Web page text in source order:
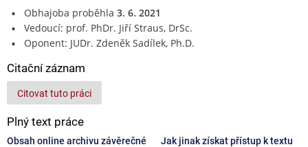
Obhajoba proběhla 3. 6. 2021
Vedoucí: prof. PhDr. Jiří Straus, DrSc.
Oponent: JUDr. Zdeněk Sadílek, Ph.D.
Citační záznam
Citovat tuto práci
Plný text práce
Obsah online archivu závěrečné
Jak jinak získat přístup k textu